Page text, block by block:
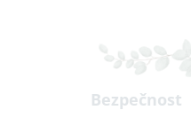
Bezpečnost